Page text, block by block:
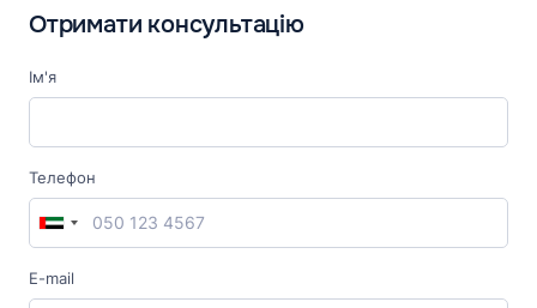
Отримати консультацію
Ім'я
Телефон
E-mail